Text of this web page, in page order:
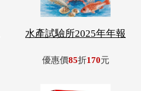
水產試驗所2025年年報
優惠價85折170元